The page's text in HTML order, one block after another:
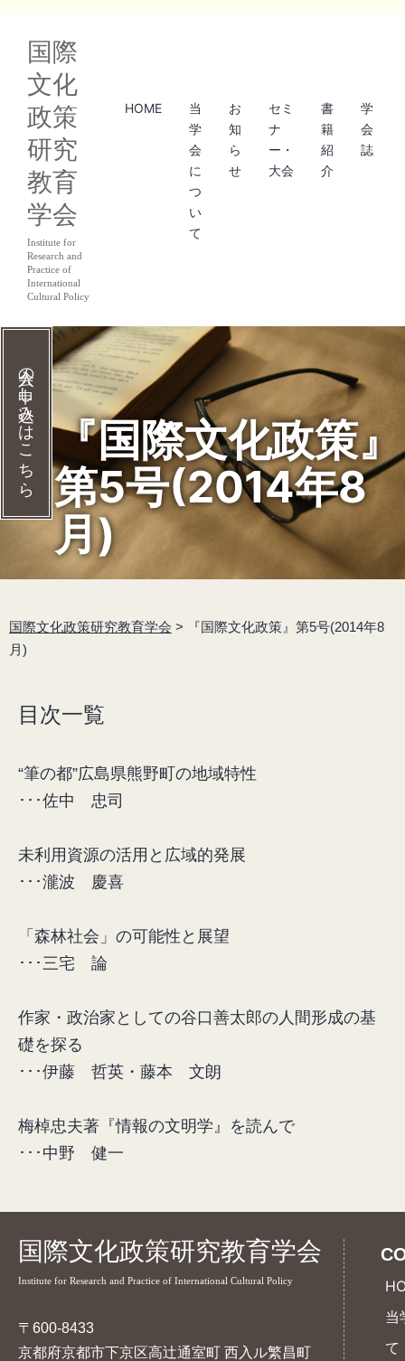
国際
文化
政策
研究
教育
学会
Institute for
Research and
Practice of
International
Cultural Policy
HOME
当
学
会
に
つ
い
て
お
知
ら
せ
セミ
ナ
ー・
大会
書
籍
紹
介
学
会
誌
入会の申し込みはこちら 『国際文化政策』
第5号(2014年8
月)
国際文化政策研究教育学会 >
『国際文化政策』第5号(2014年8
月)
目次一覧
“筆の都”広島県熊野町の地域特性
･･･佐中 忠司
未利用資源の活用と広域的発展
･･･瀧波 慶喜
「森林社会」の可能性と展望
･･･三宅 論
作家・政治家としての谷口善太郎の人間形成の基
礎を探る
･･･伊藤 哲英・藤本 文朗
梅棹忠夫著『情報の文明学』を読んで
･･･中野 健一
国際文化政策研究教育学会
Institute for Research and Practice of International Cultural Policy
〒600-8433
京都府京都市下京区高辻通室町 西入ル繁昌町
当
て